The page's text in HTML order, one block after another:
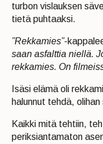
turbon vislauksen
tietä puhtaaksi.
”Rekkamies”-
saan asfalttia niellä.
rekkamies. On
Isäsi elämä oli
halunnut tehdä,
Kaikki mitä tehtiin,
periksiantamaton